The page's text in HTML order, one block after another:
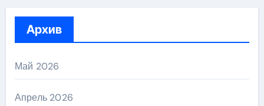
Архив
Май 2026
Апрель 2026